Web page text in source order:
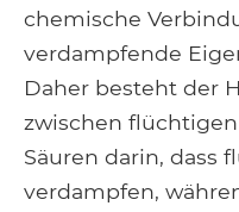
chemische
verdampfende
Daher besteht der
zwischen
Säuren darin, dass
verdampfen,